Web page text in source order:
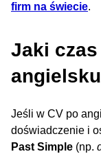
firm na świecie.
Jaki
Jeśli w CV po
doświadczenie i
Past Simple (np.